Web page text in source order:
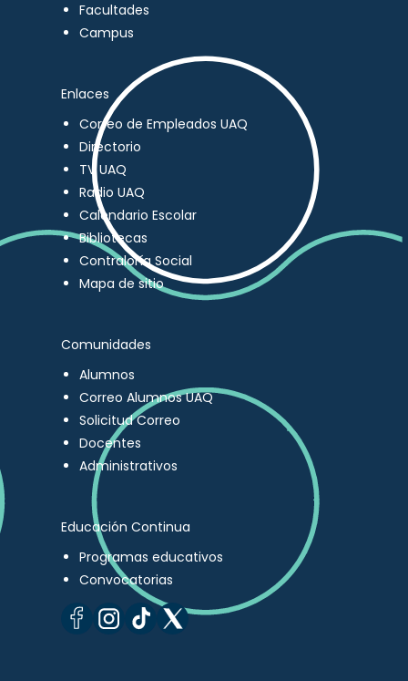
Facultades
Campus
Enlaces
Correo de Empleados UAQ
Directorio
TV UAQ
Radio UAQ
Calendario Escolar
Bibliotecas
Contraloría Social
Mapa de sitio
Comunidades
Alumnos
Correo Alumnos UAQ
Solicitud Correo
Docentes
Administrativos
Educación Continua
Programas educativos
Convocatorias